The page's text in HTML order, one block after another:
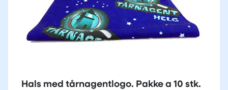
Hals med tårnagentlogo. Pakke a 10 stk.